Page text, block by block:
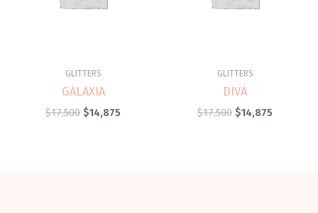
GLITTERS
GALAXIA
$17,500 $14,875
GLITTERS
DIVA
$17,500 $14,875